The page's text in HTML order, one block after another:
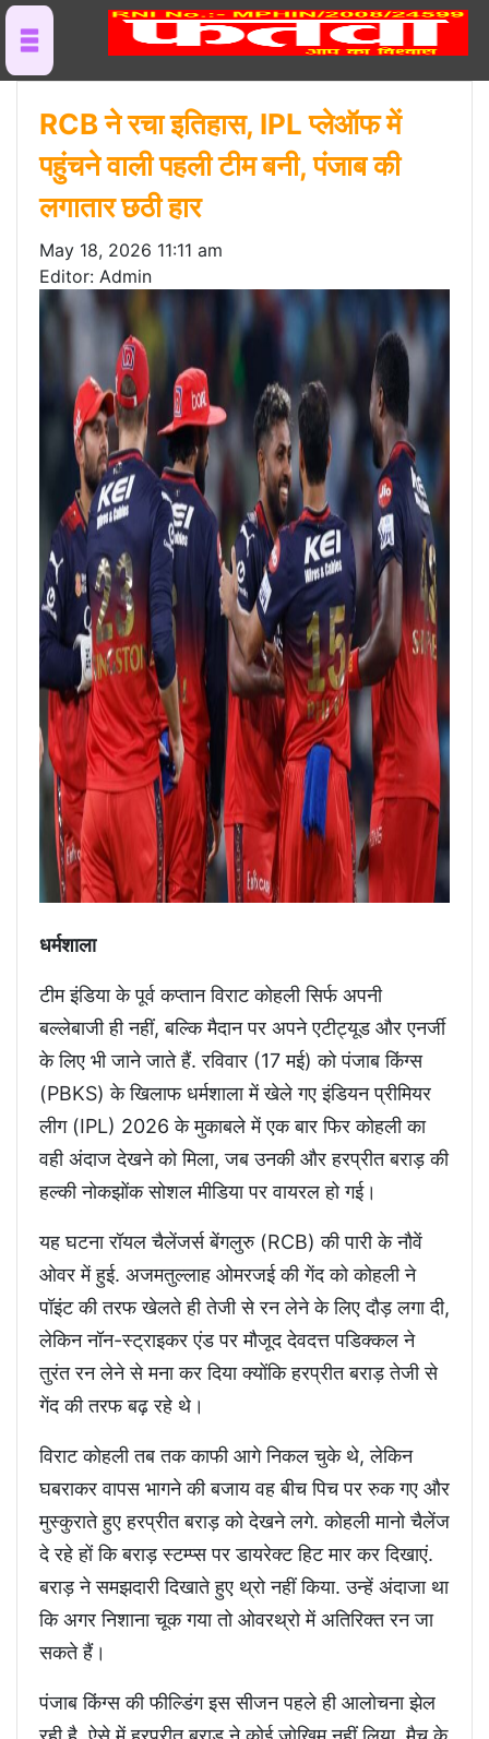
RCB ने रचा इतिहास, IPL प्लेऑफ में
पहुंचने वाली पहली टीम बनी, पंजाब की
लगातार छठी हार
May 18, 2026 11:11 am
Editor: Admin
धर्मशाला
टीम इंडिया के पूर्व कप्तान विराट कोहली सिर्फ अपनी
बल्लेबाजी ही नहीं, बल्कि मैदान पर अपने एटीट्यूड और एनर्जी
के लिए भी जाने जाते हैं. रविवार (17 मई) को पंजाब किंग्स
(PBKS) के खिलाफ धर्मशाला में खेले गए इंडियन प्रीमियर
लीग (IPL) 2026 के मुकाबले में एक बार फिर कोहली का
वही अंदाज देखने को मिला, जब उनकी और हरप्रीत बराड़ की
हल्की नोकझोंक सोशल मीडिया पर वायरल हो गई।
यह घटना रॉयल चैलेंजर्स बेंगलुरु (RCB) की पारी के नौवें
ओवर में हुई. अजमतुल्लाह ओमरजई की गेंद को कोहली ने
पॉइंट की तरफ खेलते ही तेजी से रन लेने के लिए दौड़ लगा दी,
लेकिन नॉन-स्ट्राइकर एंड पर मौजूद देवदत्त पडिक्कल ने
तुरंत रन लेने से मना कर दिया क्योंकि हरप्रीत बराड़ तेजी से
गेंद की तरफ बढ़ रहे थे।
विराट कोहली तब तक काफी आगे निकल चुके थे, लेकिन
घबराकर वापस भागने की बजाय वह बीच पिच पर रुक गए और
मुस्कुराते हुए हरप्रीत बराड़ को देखने लगे. कोहली मानो चैलेंज
दे रहे हों कि बराड़ स्टम्प्स पर डायरेक्ट हिट मार कर दिखाएं.
बराड़ ने समझदारी दिखाते हुए थ्रो नहीं किया. उन्हें अंदाजा था
कि अगर निशाना चूक गया तो ओवरथ्रो में अतिरिक्त रन जा
सकते हैं।
पंजाब किंग्स की फील्डिंग इस सीजन पहले ही आलोचना झेल